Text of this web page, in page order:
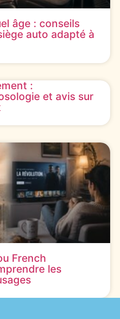
âge : conseils
auto adapté à
:
et avis sur
French
les